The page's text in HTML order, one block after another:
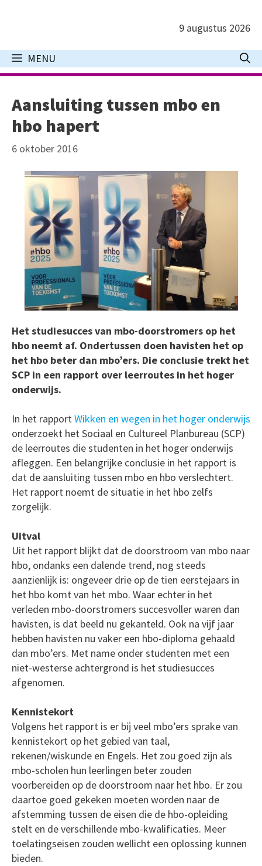
inhoud
9 augustus 2026
MENU
Aansluiting tussen mbo en
hbo hapert
6 oktober 2016
Het studiesucces van mbo-doorstromers op het
hbo neemt af. Ondertussen doen havisten het op
het hbo beter dan mbo’ers. Die conclusie trekt het
SCP in een rapport over leerroutes in het hoger
onderwijs.
In het rapportWikken en wegen in het hoger onderwijs
onderzoekt het Sociaal en Cultureel Planbureau (SCP)
de leerroutes die studenten in het hoger onderwijs
afleggen. Een belangrijke conclusie in het rapport is
dat de aansluiting tussen mbo en hbo verslechtert.
Het rapport noemt de situatie in het hbo zelfs
zorgelijk.
Uitval
Uit het rapport blijkt dat de doorstroom van mbo naar
hbo, ondanks een dalende trend, nog steeds
aanzienlijk is: ongeveer drie op de tien eerstejaars in
het hbo komt van het mbo. Waar echter in het
verleden mbo-doorstromers succesvoller waren dan
havisten, is dat beeld nu gekanteld. Ook na vijf jaar
hebben havisten nu vaker een hbo-diploma gehaald
dan mbo’ers. Met name onder studenten met een
niet-westerse achtergrond is het studiesucces
afgenomen.
Kennistekort
Volgens het rapport is er bij veel mbo’ers sprake van
kennistekort op het gebied van taal,
rekenen/wiskunde en Engels. Het zou goed zijn als
mbo-scholen hun leerlingen beter zouden
voorbereiden op de doorstroom naar het hbo. Er zou
daartoe goed gekeken moeten worden naar de
afstemming tussen de eisen die de hbo-opleiding
stelt en de verschillende mbo-kwalificaties. Meer
toelatingseisen zouden wellicht een oplossing kunnen
bieden.